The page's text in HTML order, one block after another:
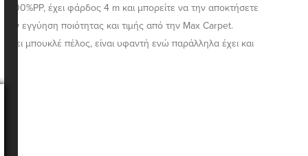
100%PP, έχει φάρδος 4 m και μπορείτε να την αποκτήσετε
την εγγύηση ποιότητας και τιμής από την Max Carpet.
έχει μπουκλέ πέλος, είναι υφαντή ενώ παράλληλα έχει και